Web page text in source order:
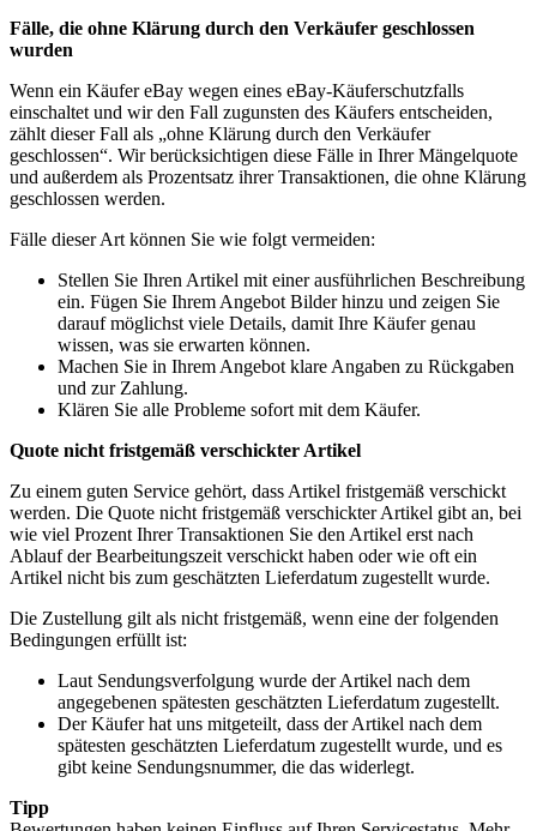
Fälle, die ohne Klärung durch den Verkäufer geschlossen
wurden
Wenn ein Käufer eBay wegen eines eBay-Käuferschutzfalls
einschaltet und wir den Fall zugunsten des Käufers entscheiden,
zählt dieser Fall als „ohne Klärung durch den Verkäufer
geschlossen“. Wir berücksichtigen diese Fälle in Ihrer Mängelquote
und außerdem als Prozentsatz ihrer Transaktionen, die ohne Klärung
geschlossen werden.
Fälle dieser Art können Sie wie folgt vermeiden:
Stellen Sie Ihren Artikel mit einer ausführlichen Beschreibung
ein. Fügen Sie Ihrem Angebot Bilder hinzu und zeigen Sie
darauf möglichst viele Details, damit Ihre Käufer genau
wissen, was sie erwarten können.
Machen Sie in Ihrem Angebot klare Angaben zu Rückgaben
und zur Zahlung.
Klären Sie alle Probleme sofort mit dem Käufer.
Quote nicht fristgemäß verschickter Artikel
Zu einem guten Service gehört, dass Artikel fristgemäß verschickt
werden. Die Quote nicht fristgemäß verschickter Artikel gibt an, bei
wie viel Prozent Ihrer Transaktionen Sie den Artikel erst nach
Ablauf der Bearbeitungszeit verschickt haben oder wie oft ein
Artikel nicht bis zum geschätzten Lieferdatum zugestellt wurde.
Die Zustellung gilt als nicht fristgemäß, wenn eine der folgenden
Bedingungen erfüllt ist:
Laut Sendungsverfolgung wurde der Artikel nach dem
angegebenen spätesten geschätzten Lieferdatum zugestellt.
Der Käufer hat uns mitgeteilt, dass der Artikel nach dem
spätesten geschätzten Lieferdatum zugestellt wurde, und es
gibt keine Sendungsnummer, die das widerlegt.
Tipp